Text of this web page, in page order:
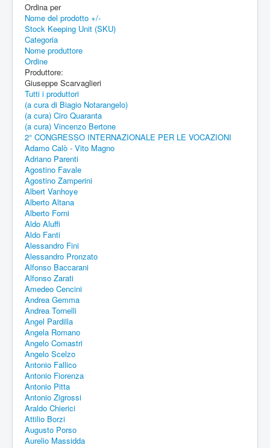
Ordina per
Nome del prodotto +/-
Stock Keeping Unit (SKU)
Categoria
Nome produttore
Ordine
Produttore:
Giuseppe Scarvaglieri
Tutti i produttori
(a cura di Biagio Notarangelo)
(a cura) Ciro Quaranta
(a cura) Vincenzo Bertone
2° CONGRESSO INTERNAZIONALE PER LE VOCAZIONI
Adamo Calò - Vito Magno
Adriano Parenti
Agostino Favale
Agostino Zamperini
Albert Vanhoye
Alberto Altana
Alberto Forni
Aldo Aluffi
Aldo Fanti
Alessandro Fini
Alessandro Pronzato
Alfonso Baccarani
Alfonso Zarati
Amedeo Cencini
Andrea Gemma
Andrea Tornelli
Angel Pardilla
Angela Romano
Angelo Comastri
Angelo Scelzo
Antonio Fallico
Antonio Fiorenza
Antonio Pitta
Antonio Zigrossi
Araldo Chierici
Attilio Borzi
Augusto Porso
Aurelio Massidda